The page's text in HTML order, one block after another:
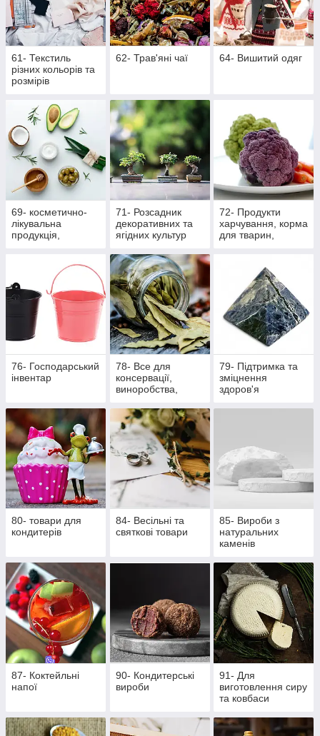
61- Текстиль
різних кольорів та
розмірів
62- Трав'яні чаї 64- Вишитий одяг
69- косметично-
лікувальна
продукція,
71- Розсадник
декоративних та
ягідних культур
72- Продукти
харчування, корма
для тварин,
76- Господарський
інвентар
78- Все для
консервації,
виноробства,
79- Підтримка та
зміцнення
здоров'я
80- товари для
кондитерів
84- Весільні та
святкові товари
85- Вироби з
натуральних
каменів
87- Коктейльні
напої
90- Кондитерські
вироби
91- Для
виготовлення сиру
та ковбаси